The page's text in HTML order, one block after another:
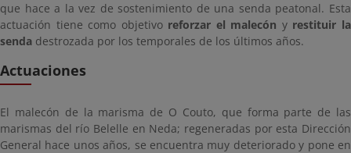
que hace a la vez de sostenimiento de una senda peatonal. Esta
actuación tiene como objetivo reforzar el malecón y restituir la
senda destrozada por los temporales de los últimos años.
Actuaciones
El malecón de la marisma de O Couto, que forma parte de las
marismas del río Belelle en Neda; regeneradas por esta Dirección
General hace unos años, se encuentra muy deteriorado y pone en